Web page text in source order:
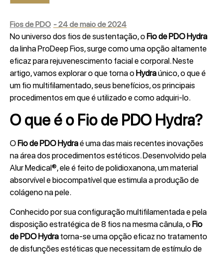
Fios de PDO -24 de maio de 2024
No universo dos fios de sustentação, oFio de PDO Hydra
da linha ProDeep Fios, surge como uma opção altamente
eficaz para rejuvenescimento facial e corporal. Neste
artigo, vamos explorar o que torna oHydraúnico, o que é
um fio multifilamentado, seus benefícios, os principais
procedimentos em que é utilizado e como adquiri-lo.
O que é o Fio de PDO Hydra?
OFio de PDO Hydraé uma das mais recentes inovações
na área dos procedimentos estéticos. Desenvolvido pela
Alur Medical®, ele é feito de polidioxanona, um material
absorvível e biocompatível que estimula a produção de
colágeno na pele.
Conhecido por sua configuração multifilamentada e pela
disposição estratégica de 8 fios na mesma cânula, oFio
de PDO Hydra torna-se uma opção eficaz no tratamento
de disfunções estéticas que necessitam de estímulo de